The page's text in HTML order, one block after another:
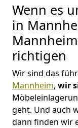
Wenn es
in
richtigen
Wir sind das
Mannheim, wir
geht. Und auch
dann finden wir